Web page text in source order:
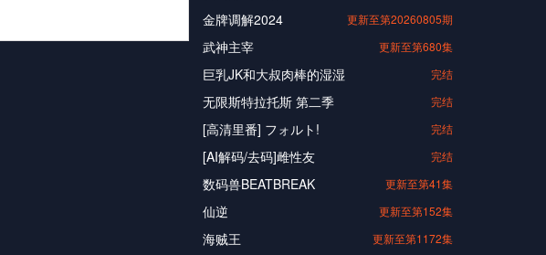
金牌调解2024 更新至第20260805期
武神主宰 更新至第680集
巨乳JK和大叔肉棒的湿湿 完结
无限斯特拉托斯 第二季 完结
[高清里番] フォルト! 完结
[AI解码/去码]雌性友 完结
数码兽BEATBREAK 更新至第41集
仙逆 更新至第152集
海贼王 更新至第1172集